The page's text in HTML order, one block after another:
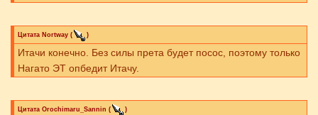
Цитата Nortway ( )
Итачи конечно. Без силы прета будет посос, поэтому только
Нагато ЭТ опбедит Итачу.
Цитата Orochimaru_Sannin ( )